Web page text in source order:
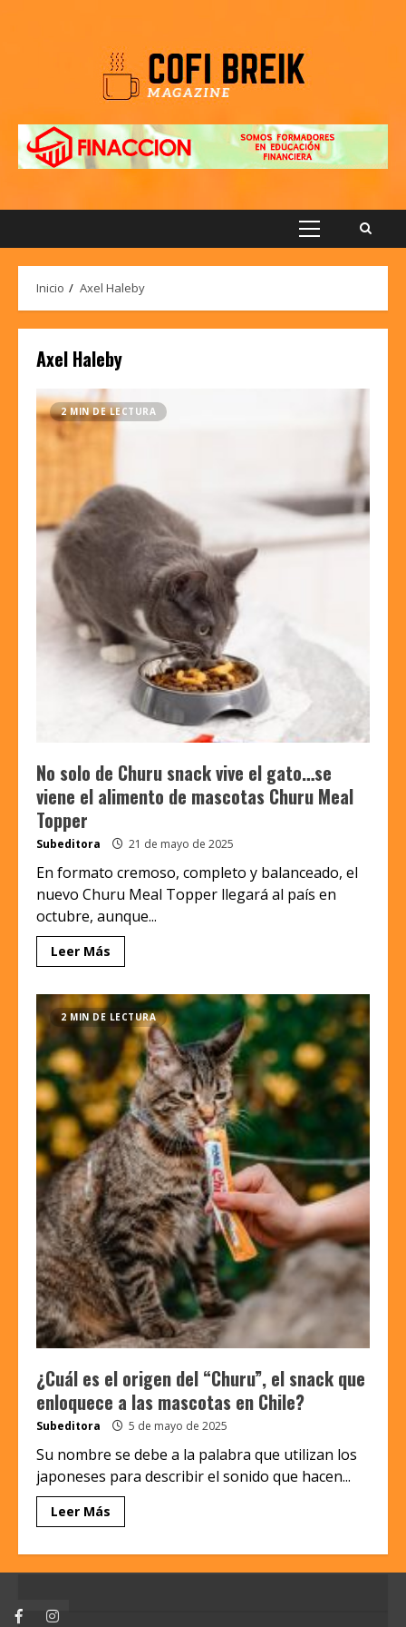
Menú
Inicio Axel Haleby
Axel Haleby
2 MIN DE LECTURA
No solo de Churu snack vive el gato…se
viene el alimento de mascotas Churu Meal
Topper
Subeditora 21 de mayo de 2025
En formato cremoso, completo y balanceado, el
nuevo Churu Meal Topper llegará al país en
octubre, aunque...
Leer Más
2 MIN DE LECTURA
¿Cuál es el origen del “Churu”, el snack que
enloquece a las mascotas en Chile?
Subeditora 5 de mayo de 2025
Su nombre se debe a la palabra que utilizan los
japoneses para describir el sonido que hacen...
Leer Más
FacebookInstagram